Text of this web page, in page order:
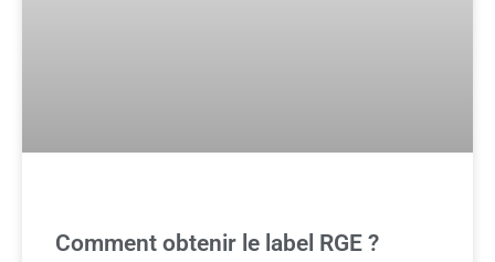
Comment obtenir le label RGE ?